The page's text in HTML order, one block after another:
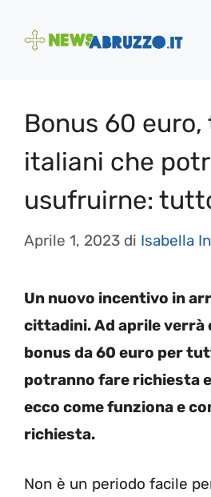
Bonus 60
italiani che
usufruirne:
Aprile 1, 2023 di Isabella
Un nuovo incentivo in
cittadini. Ad aprile verrà
bonus da 60 euro per
potranno fare richiesta
ecco come funziona e
richiesta.
Non è un periodo facile